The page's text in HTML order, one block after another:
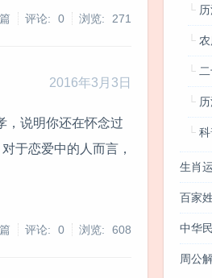
评论: 0 浏览: 271
2016年3月3日
说明你还在怀念过
于恋爱中的人而言，
评论: 0 浏览: 608
生肖
百家姓
中华
周公